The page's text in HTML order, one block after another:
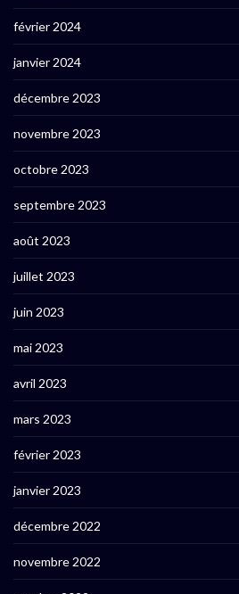
février 2024
janvier 2024
décembre 2023
novembre 2023
octobre 2023
septembre 2023
août 2023
juillet 2023
juin 2023
mai 2023
avril 2023
mars 2023
février 2023
janvier 2023
décembre 2022
novembre 2022